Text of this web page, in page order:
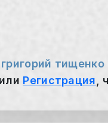
григорий тищенко
или Регистрация ,